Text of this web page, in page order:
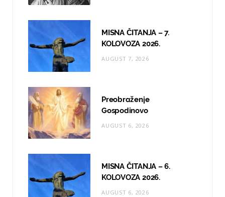
MISNA ČITANJA – 7.
KOLOVOZA 2026.
AUGUST 7, 2026
Preobraženje
Gospodinovo
AUGUST 6, 2026
MISNA ČITANJA – 6.
KOLOVOZA 2026.
AUGUST 6, 2026